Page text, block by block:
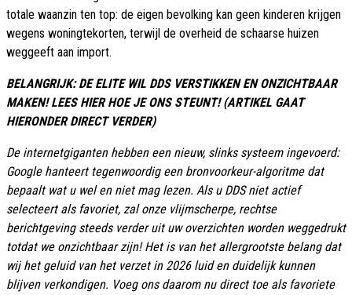
totale waanzin ten top: de eigen bevolking kan geen kinderen krijgen
wegens woningtekorten, terwijl de overheid de schaarse huizen
weggeeft aan import.
BELANGRIJK: DE ELITE WIL DDS VERSTIKKEN EN ONZICHTBAAR
MAKEN! LEES HIER HOE JE ONS STEUNT! (ARTIKEL GAAT
HIERONDER DIRECT VERDER)
De internetgiganten hebben een nieuw, slinks systeem ingevoerd:
Google hanteert tegenwoordig een bronvoorkeur-algoritme dat
bepaalt wat u wel en niet mag lezen. Als u DDS niet actief
selecteert als favoriet, zal onze vlijmscherpe, rechtse
berichtgeving steeds verder uit uw overzichten worden weggedrukt
totdat we onzichtbaar zijn! Het is van het allergrootste belang dat
wij het geluid van het verzet in 2026 luid en duidelijk kunnen
blijven verkondigen. Voeg ons daarom nu direct toe als favoriete